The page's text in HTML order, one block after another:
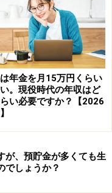
ら5年を超えると、時
ります。注意しまし
てほしい質問がある
ト欄への書き込みを
ャルプランナー）
年金を月15万円くらい
。現役時代の年収はど
い必要ですか？【2026
が、預貯金が多くても生
でしょうか？